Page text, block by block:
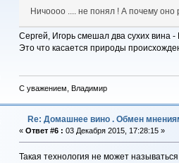
Ничоооо .... не понял ! А почему оно
Сергей, Игорь смешал два сухих вина
Это что касается природы
С уважением, Владимир
Re: Домашнее вино . Обмен
« Ответ #6 : 03 Декабря 2015, 17:28:15 »
Такая технология не может